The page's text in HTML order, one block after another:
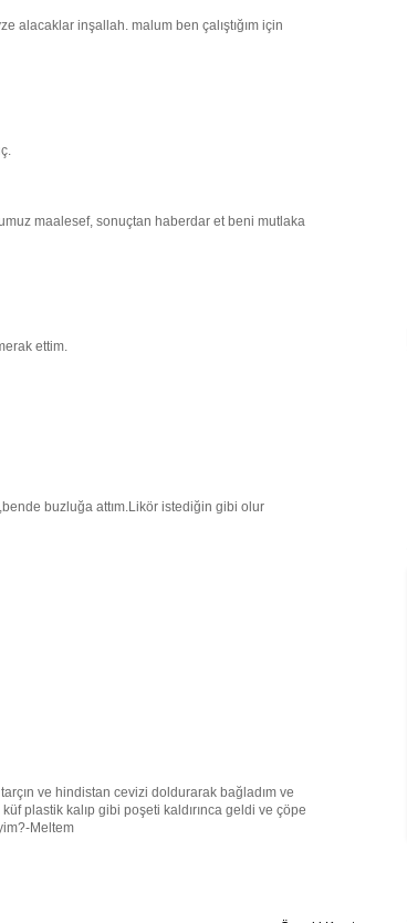
alacaklar inşallah. malum ben çalıştığım için
maalesef, sonuçtan haberdar et beni mutlaka
ettim.
buzluğa attım.Likör istediğin gibi olur
ve hindistan cevizi doldurarak bağladım ve
plastik kalıp gibi poşeti kaldırınca geldi ve çöpe
Meltem